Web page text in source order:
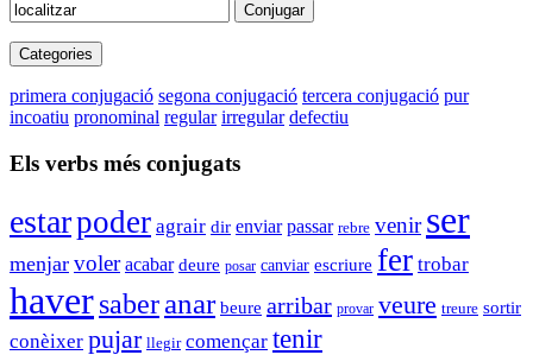
Conjugar
Categories
primera conjugació segona conjugació tercera conjugació pur
incoatiu pronominal regular irregular defectiu
Els verbs més conjugats
estarpoder agrair dir enviar passar rebre venir ser
menjar voler acabar deure posar canviar escriure fer trobar
haversaberanar beure arribar provar veure treure sortir
conèixer pujar llegir començar tenir